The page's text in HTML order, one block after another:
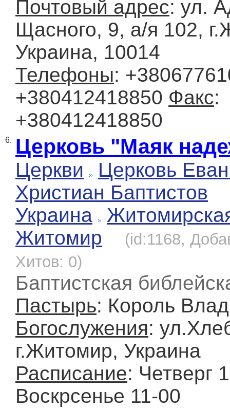
Почтовый адрес: ул.
Щасного, 9, а/я 102,
Украина, 10014
Телефоны:
+380412418850 Факс:
+380412418850
6. Церковь "Маяк
Церкви
Церковь
Христиан Баптистов
Украина
Житомир
(id:1168,
Хитов: 0)
Баптистская
Пастырь: Король
Богослужения:
г.Житомир, Украина
Расписание: Четверг
Воскрсенье 11-00